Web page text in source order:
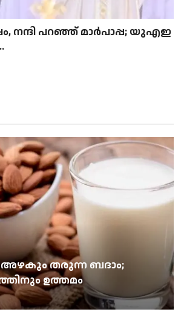
നന്ദി പറഞ്ഞ് മാർപാപ്പ; യുഎഇ
തരുന്ന ബദാം;
ഉത്തമം